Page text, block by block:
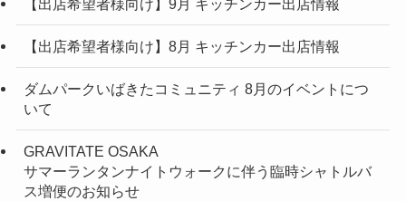
【出店希望者様向け】9月 キッチンカー出店情報
【出店希望者様向け】8月 キッチンカー出店情報
ダムパークいばきたコミュニティ 8月のイベントにつ
いて
GRAVITATE OSAKA
サマーランタンナイトウォークに伴う臨時シャトルバ
ス増便のお知らせ